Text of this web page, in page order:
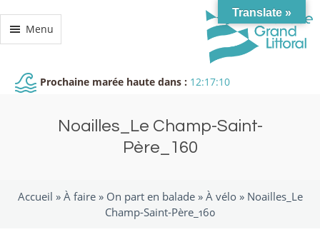
Menu
Prochaine marée haute dans : 12:17:10
Noailles_Le Champ-Saint-
Père_160
Accueil » À faire» On part en balade» À vélo» Noailles_Le
Champ-Saint-Père_160
Translate »